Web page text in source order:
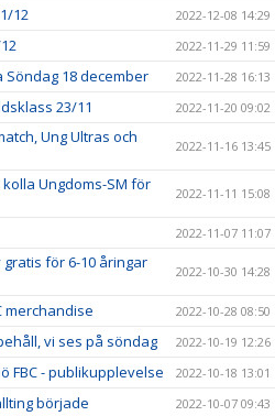
12 2022-12-08 14:29
2022-11-29 11:59
18 december 2022-11-28 16:13
23/11 2022-11-20 09:02
Ung Ultras och
2022-11-16 13:45
Ungdoms-SM för
2022-11-11 15:08
2022-11-07 11:07
för 6-10 åringar
2022-10-30 14:28
merchandise 2022-10-28 08:50
vi ses på söndag 2022-10-19 12:26
FBC - publikupplevelse 2022-10-18 13:01
började 2022-10-07 09:43